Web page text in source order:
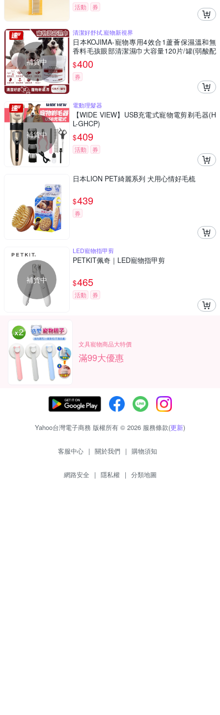
活動 券
補貨中
清潔好舒拭,寵物新視界
日本KOJIMA-寵物專用4效合1蘆薈保濕溫和無
香料毛孩眼部清潔濕巾大容量120片/罐(弱酸配
方貓狗適用)
$400
券
補貨中
電動理髮器
【WIDE VIEW】USB充電式寵物電剪剃毛器(H
L-GHCP)
$409
活動 券
日本LION PET綺麗系列 犬用心情好毛梳
$439
券
補貨中
LED寵物指甲剪
PETKIT佩奇｜LED寵物指甲剪
$465
活動 券
文具寵物商品大特價
滿99大優惠
Yahoo台灣電子商務 版權所有 © 2026 服務條款(更新)
客服中心 | 關於我們 | 購物須知
網路安全 | 隱私權 | 分類地圖